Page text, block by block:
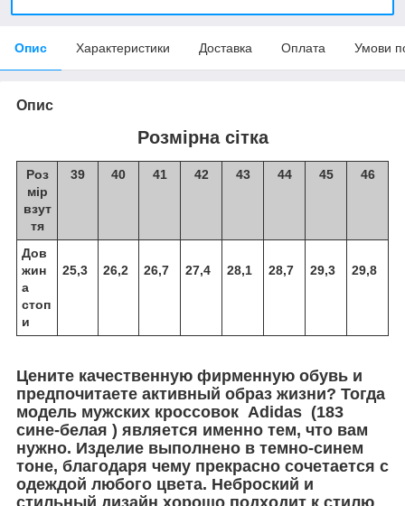
Опис Характеристики Доставка Оплата Умови
Опис
Розмірна сітка
Роз
мір
взут
тя
39 40 41 42 43 44 45 46
Дов
жин
а
стоп
и
25,3 26,2 26,7 27,4 28,1 28,7 29,3 29,8
Цените качественную фирменную обувь и
предпочитаете активный образ жизни? Тогда
модель мужских кроссовок Adidas (183
сине-белая ) является именно тем, что вам
нужно. Изделие выполнено в темно-синем
тоне, благодаря чему прекрасно сочетается с
одеждой любого цвета. Неброский и